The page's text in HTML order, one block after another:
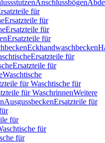
Anschlussbögen
für
Ersatzteile für
Ersatzteile für
Ersatzteile für
Eckhandwaschbecken
Ersatzteile für
Ersatzteile für
Waschtische
für Waschtische für
für WaschrinnenWeitere
AusgussbeckenErsatzteile für
für
für
für